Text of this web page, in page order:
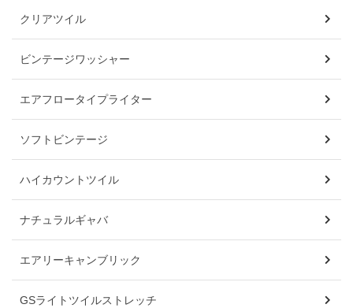
クリアツイル
ビンテージワッシャー
エアフロータイプライター
ソフトビンテージ
ハイカウントツイル
ナチュラルギャバ
エアリーキャンブリック
GSライトツイルストレッチ